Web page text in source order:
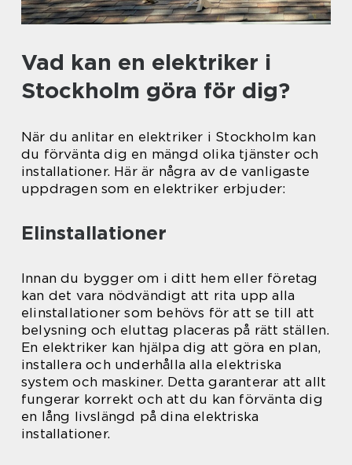
Vad kan en elektriker i
Stockholm göra för dig?
När du anlitar en elektriker i Stockholm kan
du förvänta dig en mängd olika tjänster och
installationer. Här är några av de vanligaste
uppdragen som en elektriker erbjuder:
Elinstallationer
Innan du bygger om i ditt hem eller företag
kan det vara nödvändigt att rita upp alla
elinstallationer som behövs för att se till att
belysning och eluttag placeras på rätt ställen.
En elektriker kan hjälpa dig att göra en plan,
installera och underhålla alla elektriska
system och maskiner. Detta garanterar att allt
fungerar korrekt och att du kan förvänta dig
en lång livslängd på dina elektriska
installationer.